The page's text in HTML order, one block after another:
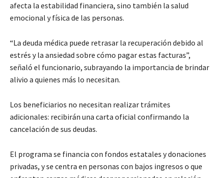
afecta la estabilidad financiera, sino también la salud
emocional y física de las personas.
“La deuda médica puede retrasar la recuperación debido al
estrés y la ansiedad sobre cómo pagar estas facturas”,
señaló el funcionario, subrayando la importancia de brindar
alivio a quienes más lo necesitan.
Los beneficiarios no necesitan realizar trámites
adicionales: recibirán una carta oficial confirmando la
cancelación de sus deudas.
El programa se financia con fondos estatales y donaciones
privadas, y se centra en personas con bajos ingresos o que